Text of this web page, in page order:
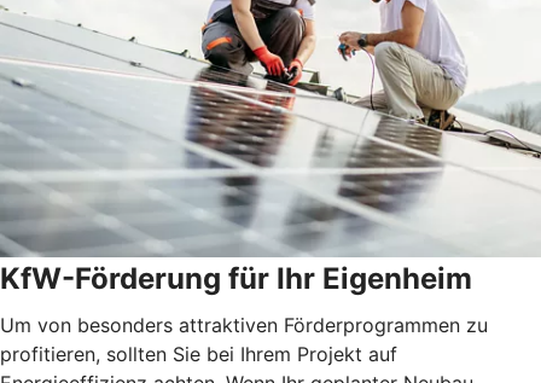
KfW-Förderung für Ihr Eigenheim
Um von besonders attraktiven Förderprogrammen zu
profitieren, sollten Sie bei Ihrem Projekt auf